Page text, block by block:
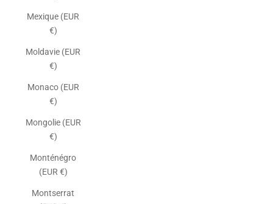
Mexique (EUR
€)
Moldavie (EUR
€)
Monaco (EUR
€)
Mongolie (EUR
€)
Monténégro
(EUR €)
Montserrat